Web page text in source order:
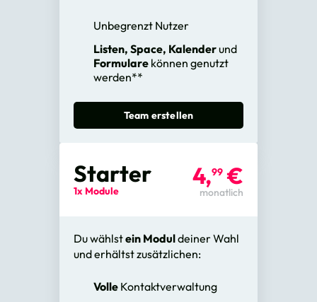
Unbegrenzt Nutzer
Listen, Space, Kalenderund
Formularekönnen genutzt
werden**
Team erstellen
Starter
1x Module
4,99 €
monatlich
Du wählstein Moduldeiner Wahl
und erhältst zusätzlichen:
VolleKontaktverwaltung